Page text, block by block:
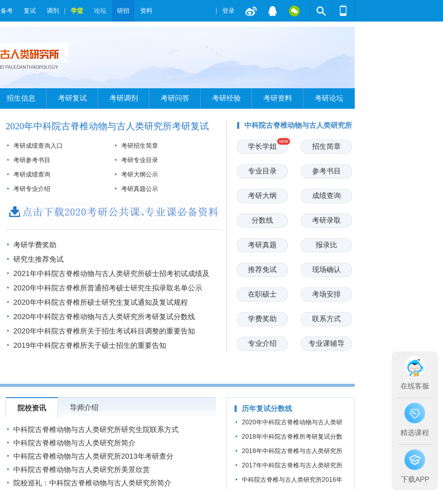
备考 复试 调剂 学堂 论坛 研招 资料 登录
招生信息 考研复试 考研调剂 考研问答 考研经验 考研资料 考研论坛
2020年中科院古脊椎动物与古人类研究所考研复试
分数线
考研成绩查询入口
考研招生简章
考研参考书目
考研专业目录
考研成绩查询
考研大纲公示
考研专业介绍
考研真题公示
考研学费奖助
研究生推荐免试
2021年中科院古脊椎动物与古人类研究所硕士招考初试成绩及
复查的通知
2020年中科院古脊椎所普通招考硕士研究生拟录取名单公示
2020年中科院古脊椎所硕士研究生复试通知及复试规程
2020年中科院古脊椎动物与古人类研究所考研复试分数线
2020年中科院古脊椎所关于招生考试科目调整的重要告知
2019年中科院古脊椎所关于硕士招生的重要告知
中科院古脊椎动物与古人类研究所
专区
学长学姐
招生简章
专业目录 参考书目
考研大纲 成绩查询
分数线 考研录取
考研真题 报录比
推荐免试 现场确认
在职硕士 考场安排
学费奖助 联系方式
专业介绍 专业课辅导
院校资讯 导师介绍
中科院古脊椎动物与古人类研究所研究生院联系方式
中科院古脊椎动物与古人类研究所简介
中科院古脊椎动物与古人类研究所2013年考研查分
中科院古脊椎动物与古人类研究所美景欣赏
院校巡礼：中科院古脊椎动物与古人类研究所简介
历年复试分数线
2020年中科院古脊椎动物与古人类研
究所考研复试分数线
2018年中科院古脊椎所考研复试分数
线
2018年中科院古脊椎与古人类研究所
考研复试分数线公布通知
2017年中科院古脊椎与古人类研究所
考研复试分数线公布时间
中科院古脊椎与古人类研究所2016年
在线客服
精选课程
下载APP